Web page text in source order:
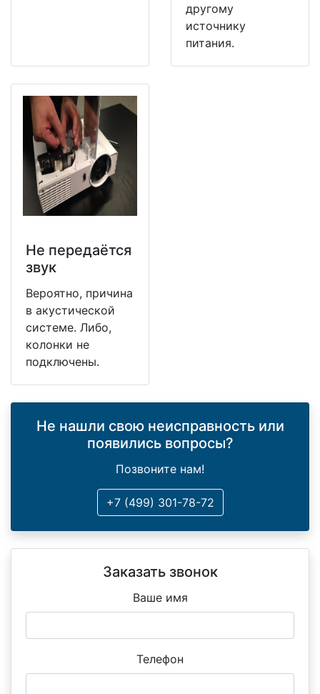
другому
источнику
питания.
Не передаётся
звук
Вероятно, причина
в акустической
системе. Либо,
колонки не
подключены.
Не нашли свою неисправность или
появились вопросы?
Позвоните нам!
+7 (499) 301-78-72
Заказать звонок
Ваше имя
Телефон